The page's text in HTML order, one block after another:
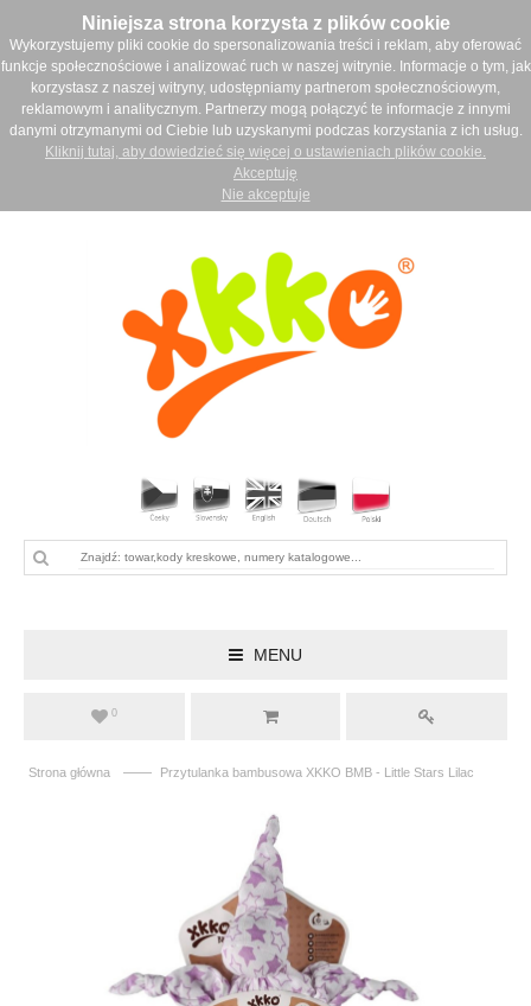
Niniejsza strona korzysta z plików cookie
Wykorzystujemy pliki cookie do spersonalizowania treści i reklam, aby oferować
funkcje społecznościowe i analizować ruch w naszej witrynie. Informacje o tym, jak
korzystasz z naszej witryny, udostępniamy partnerom społecznościowym,
reklamowym i analitycznym. Partnerzy mogą połączyć te informacje z innymi
danymi otrzymanymi od Ciebie lub uzyskanymi podczas korzystania z ich usług.
Kliknij tutaj, aby dowiedzieć się więcej o ustawieniach plików cookie.
Akceptuję
Nie akceptuje
MENU
0
Strona główna —— Przytulanka bambusowa XKKO BMB - Little Stars Lilac